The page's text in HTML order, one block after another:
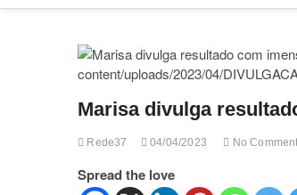
Marisa divulga
Rede37 04/04/2023 No
Spread the love